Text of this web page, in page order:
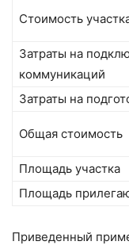
Стоимость
Затраты на
коммуникаций
Затраты на
Общая стоимость
Площадь участка
Площадь
Приведенный